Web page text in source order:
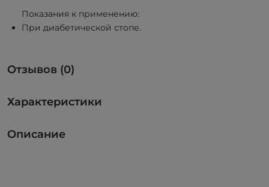
Показания к применению:
При диабетической стопе.
Отзывов (0)
Характеристики
Описание